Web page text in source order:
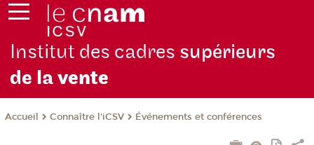
Institut des cadres supérieurs
de lavente
Accueil Connaître l'iCSV Événements et conférences